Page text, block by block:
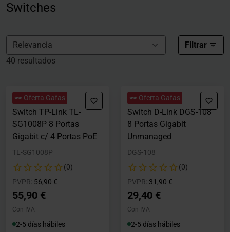
Switches
Filtrar
40 resultados
🕶️ Oferta Gafas
Switch TP-Link TL-
SG1008P 8 Portas
Gigabit c/ 4 Portas PoE
TL-SG1008P
(0)
PVPR: Precio rebajado desde
56,90 €
55,90 €
Con IVA
2-5 días hábiles
🕶️ Oferta Gafas
Switch D-Link DGS-108
8 Portas Gigabit
Unmanaged
DGS-108
(0)
PVPR: Precio rebajado desde
31,90 €
29,40 €
Con IVA
2-5 días hábiles